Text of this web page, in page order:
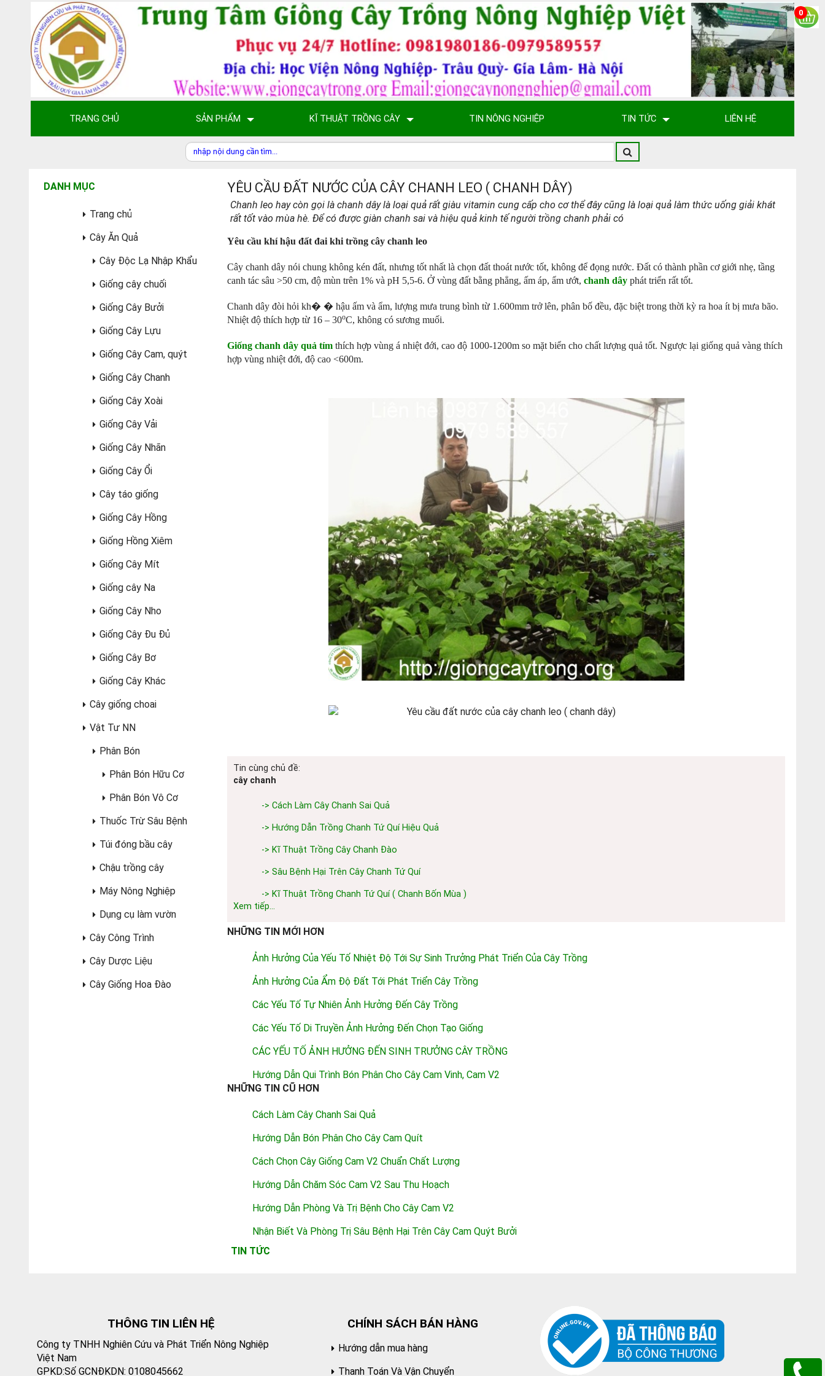
TRANG CHỦ SẢN PHẨM KĨ THUẬT TRỒNG CÂY TIN NÔNG NGHIỆP TIN TỨC LIÊN HỆ
0
DANH MỤC
Trang chủ
Cây Ăn Quả
Cây Độc Lạ Nhập Khẩu
Giống cây chuối
Giống Cây Bưởi
Giống Cây Lựu
Giống Cây Cam, quýt
Giống Cây Chanh
Giống Cây Xoài
Giống Cây Vải
Giống Cây Nhãn
Giống Cây Ổi
Cây táo giống
Giống Cây Hồng
Giống Hồng Xiêm
Giống Cây Mít
Giống cây Na
Giống Cây Nho
Giống Cây Đu Đủ
Giống Cây Bơ
Giống Cây Khác
Cây giống choai
Vật Tư NN
Phân Bón
Phân Bón Hữu Cơ
Phân Bón Vô Cơ
Thuốc Trừ Sâu Bệnh
Túi đóng bầu cây
Chậu trồng cây
Máy Nông Nghiệp
Dụng cụ làm vườn
Cây Công Trình
Cây Dược Liệu
Cây Giống Hoa Đào
YÊU CẦU ĐẤT NƯỚC CỦA CÂY CHANH LEO ( CHANH DÂY)
Chanh leo hay còn gọi là chanh dây là loại quả rất giàu vitamin cung cấp cho cơ thể đây cũng là loại quả làm thức uống giải khát
rất tốt vào mùa hè. Để có được giàn chanh sai và hiệu quả kinh tế người trồng chanh phải có
Yêu cầu khí hậu đất đai khi trồng cây chanh leo
Cây chanh dây nói chung không kén đất, nhưng tốt nhất là chọn đất thoát nước tốt, không để đọng nước. Đất có thành phần cơ giới nhẹ, tầng
canh tác sâu >50 cm, độ mùn trên 1% và pH 5,5-6. Ở vùng đất bằng phẳng, ấm áp, ẩm ướt, chanh dây phát triển rất tốt.
Chanh dây đòi hỏi kh� � hậu ấm và ẩm, lượng mưa trung bình từ 1.600mm trở lên, phân bố đều, đặc biệt trong thời kỳ ra hoa ít bị mưa bão.
Nhiệt độ thích hợp từ 16 – 30oC, không có sương muối.
Giống chanh dây quả tím thích hợp vùng á nhiệt đới, cao độ 1000-1200m so mặt biển cho chất lượng quả tốt. Ngược lại giống quả vàng thích
hợp vùng nhiệt đới, độ cao <600m.
Tin cùng chủ đề:
cây chanh
-> Cách Làm Cây Chanh Sai Quả
-> Hướng Dẫn Trồng Chanh Tứ Quí Hiệu Quả
-> Kĩ Thuật Trồng Cây Chanh Đào
-> Sâu Bệnh Hại Trên Cây Chanh Tứ Quí
-> Kĩ Thuật Trồng Chanh Tứ Quí ( Chanh Bốn Mùa )
Xem tiếp...
NHỮNG TIN MỚI HƠN
Ảnh Hưởng Của Yếu Tố Nhiệt Độ Tới Sự Sinh Trưởng Phát Triển Của Cây Trồng
Ảnh Hưởng Của Ẩm Độ Đất Tới Phát Triển Cây Trồng
Các Yếu Tố Tự Nhiên Ảnh Hưởng Đến Cây Trồng
Các Yếu Tố Di Truyền Ảnh Hưởng Đến Chọn Tạo Giống
CÁC YẾU TỐ ẢNH HƯỞNG ĐẾN SINH TRƯỞNG CÂY TRỒNG
Hướng Dẫn Qui Trình Bón Phân Cho Cây Cam Vinh, Cam V2
NHỮNG TIN CŨ HƠN
Cách Làm Cây Chanh Sai Quả
Hướng Dẫn Bón Phân Cho Cây Cam Quít
Cách Chọn Cây Giống Cam V2 Chuẩn Chất Lượng
Hướng Dẫn Chăm Sóc Cam V2 Sau Thu Hoạch
Hướng Dẫn Phòng Và Trị Bệnh Cho Cây Cam V2
Nhận Biết Và Phòng Trị Sâu Bệnh Hại Trên Cây Cam Quýt Bưởi
TIN TỨC
THÔNG TIN LIÊN HỆ
Công ty TNHH Nghiên Cứu và Phát Triển Nông Nghiệp
Việt Nam
GPKD:Số GCNĐKDN: 0108045662
CHÍNH SÁCH BÁN HÀNG
Hướng dẫn mua hàng
Thanh Toán Và Vận Chuyển